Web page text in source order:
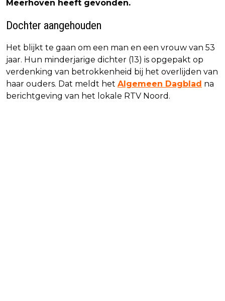
Meerhoven heeft gevonden.
Dochter aangehouden
Het blijkt te gaan om een man en een vrouw van 53
jaar. Hun minderjarige dichter (13) is opgepakt op
verdenking van betrokkenheid bij het overlijden van
haar ouders. Dat meldt het Algemeen Dagblad na
berichtgeving van het lokale RTV Noord.